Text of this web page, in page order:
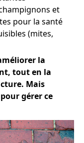
et
pour la santé
(mites,
la
tout en la
Mais
gérer ce